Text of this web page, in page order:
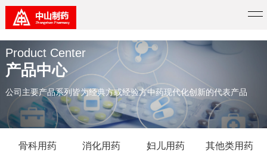
51La
Product Center
产品中心
公司主要产品系列皆为经典方或经验方中药现代化创新的代表产品
骨科用药 消化用药 妇儿用药 其他类用药